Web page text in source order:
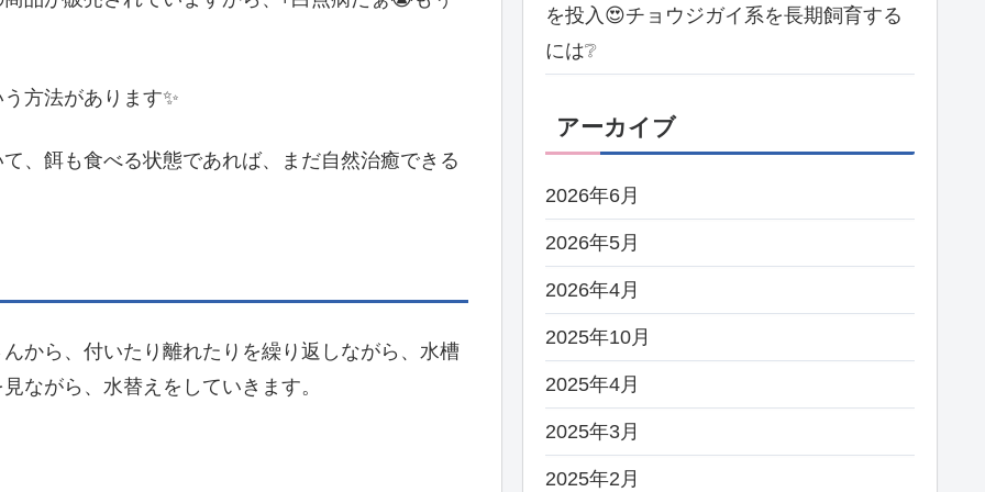
方法があります✨
、餌も食べる状態であれば、まだ自然治癒できる
から、付いたり離れたりを繰り返しながら、水槽
ながら、水替えをしていきます。
を投入😍チョウジガイ系を長期飼育する
には❔
アーカイブ
2026年6月
2026年5月
2026年4月
2025年10月
2025年4月
2025年3月
2025年2月